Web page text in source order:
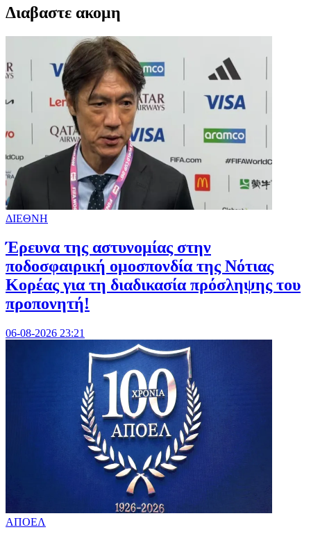
Διαβαστε ακομη
ΔΙΕΘΝΗ
Έρευνα της αστυνομίας στην
ποδοσφαιρική ομοσπονδία της Νότιας
Κορέας για τη διαδικασία πρόσληψης του
προπονητή!
06-08-2026 23:21
ΑΠΟΕΛ